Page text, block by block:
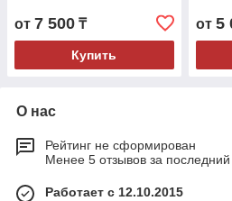
от 7 500 ₸
Купить
от 5
О нас
Рейтинг не сформирован
Менее 5 отзывов за последний
Работает с 12.10.2015